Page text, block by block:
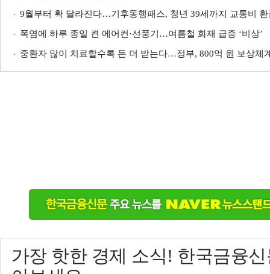
9월부터 확 달라진다…기후동행패스, 청년 39세까지 교통비 환
폭염에 하루 종일 켠 에어컨·선풍기…여름철 화재 급증 ‘비상’
중환자 많이 치료할수록 돈 더 받는다…정부, 800억 원 보상체
가장 핫한 경제 소식! 한국금융